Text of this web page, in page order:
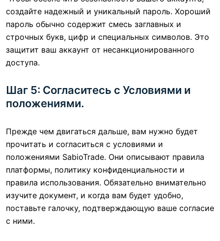
создайте надежный и уникальный пароль. Хороший
пароль обычно содержит смесь заглавных и
строчных букв, цифр и специальных символов. Это
защитит ваш аккаунт от несанкционированного
доступа.
Шаг 5: Согласитесь с Условиями и
положениями.
Прежде чем двигаться дальше, вам нужно будет
прочитать и согласиться с условиями и
положениями SabioTrade. Они описывают правила
платформы, политику конфиденциальности и
правила использования. Обязательно внимательно
изучите документ, и когда вам будет удобно,
поставьте галочку, подтверждающую ваше согласие
с ними.